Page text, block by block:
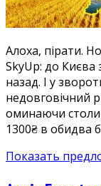
Алоха, пірати.
SkyUp: до Києва
назад. І у
недовговічний
оминаючи
1300₴ в обидва
Показать